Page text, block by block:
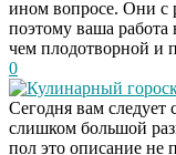
ином вопросе. Они с
поэтому ваша работа
чем плодотворной и
0
Кулинарный
Сегодня вам следует
слишком большой
пол это описание не